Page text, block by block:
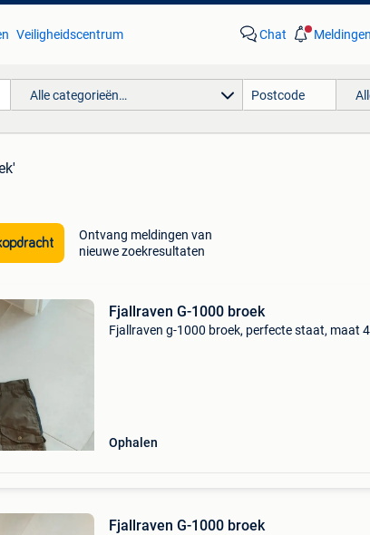
Veiligheidscentrum Chat Meldingen
Alle categorieën…
Ontvang meldingen van
nieuwe zoekresultaten
Fjallraven G-1000 broek
Fjallraven g-1000 broek, perfecte staat, maat
Ophalen
Fjallraven G-1000 broek